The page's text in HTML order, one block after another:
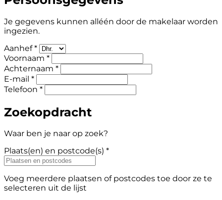
Je gegevens kunnen alléén door de makelaar worden
ingezien.
Aanhef *
Voornaam *
Achternaam *
E-mail *
Telefoon *
Zoekopdracht
Waar ben je naar op zoek?
Plaats(en) en postcode(s) *
Voeg meerdere plaatsen of postcodes toe door ze te
selecteren uit de lijst